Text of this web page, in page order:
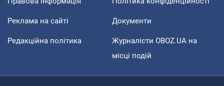
Реклама на сайті Документи
Редакційна політика
Журналісти OBOZ.UA на
місці подій